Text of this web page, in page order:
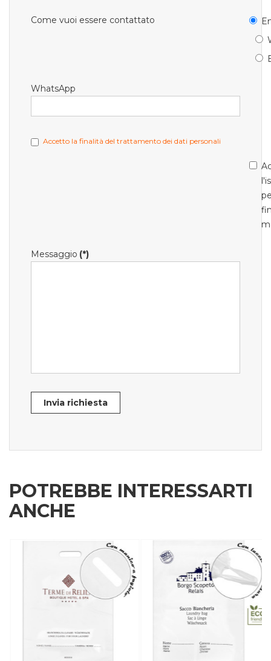
Come vuoi essere contattato
WhatsApp
Accetto la finalità del trattamento dei dati personali
Messaggio (*)
Invia richiesta
POTREBBE INTERESSARTI
ANCHE